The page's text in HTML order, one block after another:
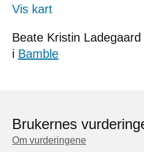
Vis kart
Beate Kristin
i Bamble
Brukernes
Om vurderingene